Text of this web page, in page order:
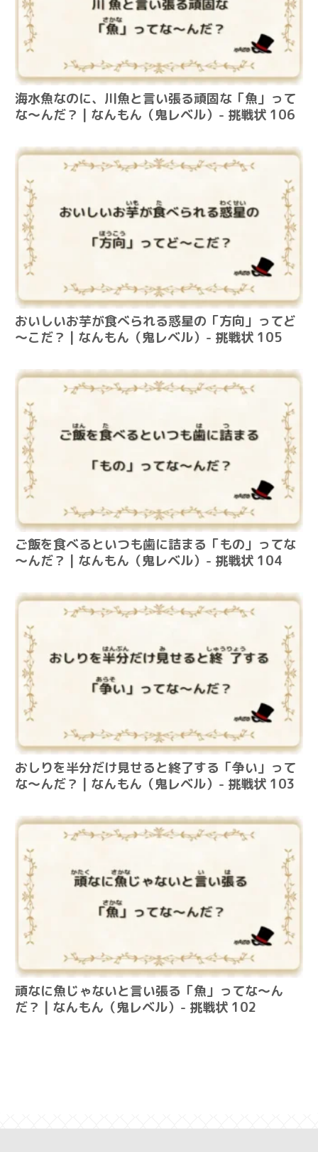
海水魚なのに、川魚と言い張る頑固な「魚」って
な～んだ？ | なんもん（鬼レベル）- 挑戦状 106
おいしいお芋が食べられる惑星の「方向」ってど
～こだ？ | なんもん（鬼レベル）- 挑戦状 105
ご飯を食べるといつも歯に詰まる「もの」ってな
～んだ？ | なんもん（鬼レベル）- 挑戦状 104
おしりを半分だけ見せると終了する「争い」って
な～んだ？ | なんもん（鬼レベル）- 挑戦状 103
頑なに魚じゃないと言い張る「魚」ってな～ん
だ？ | なんもん（鬼レベル）- 挑戦状 102